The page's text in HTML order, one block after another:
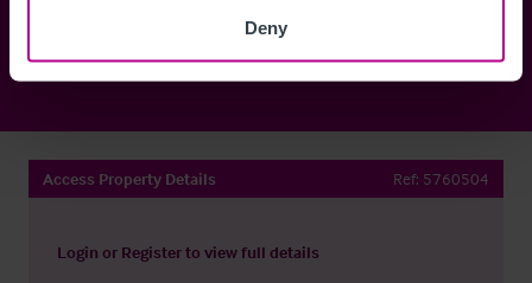
Deny
Access Property Details Ref: 5760504
Login or Registerto view full details